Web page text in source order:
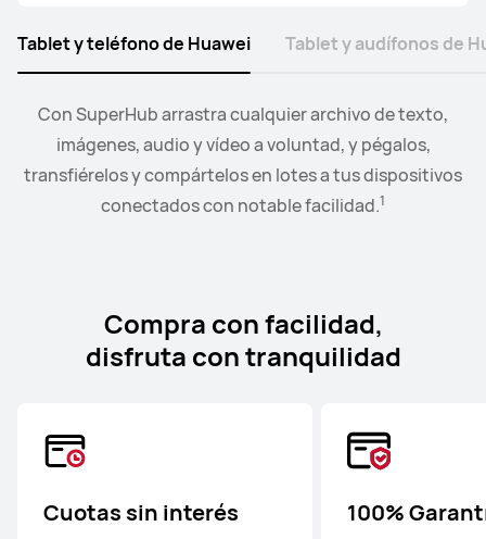
Con SuperHub arrastra cualquier archivo de texto,
imágenes, audio y vídeo a voluntad, y pégalos,
transfiérelos y compártelos en lotes a tus dispositivos
conectados con notable facilidad.1
Cuando los audifonos están conectados a dispositivos
EMUI,2puedes intercambiar el audio entre más de dos
dispositivos.
El modo Colaborar te permite arrastrar y soltar
imágenes, texto y documentos entre la PC y la tablet.
Tablet y teléfono de Huawei Tablet y audífonos de
Compra con facilidad,
disfruta con tranquilidad
Cuotas sin interés 100%